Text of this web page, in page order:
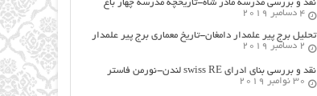
نقد و بررسی مدرسه مادر شاه-تاریخچه مدرسه چهار باغ
4 دسامبر 2019
تحلیل برج پیر علمدار دامغان-تاریخ معماری برج پیر علمدار
2 دسامبر 2019
نقد و بررسی بنای ادرای swiss RE لندن-نورمن فاستر
30 نوامبر 2019